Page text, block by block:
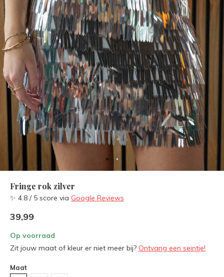
Fringe rok zilver
✨ 4.8 / 5 score via Google Reviews
39,99
Op voorraad
Zit jouw maat of kleur er niet meer bij? Ontvang een seintje!
Maat